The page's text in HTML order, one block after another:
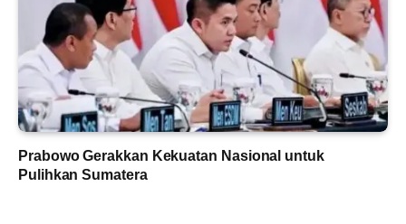
Prabowo Gerakkan Kekuatan Nasional untuk
Pulihkan Sumatera